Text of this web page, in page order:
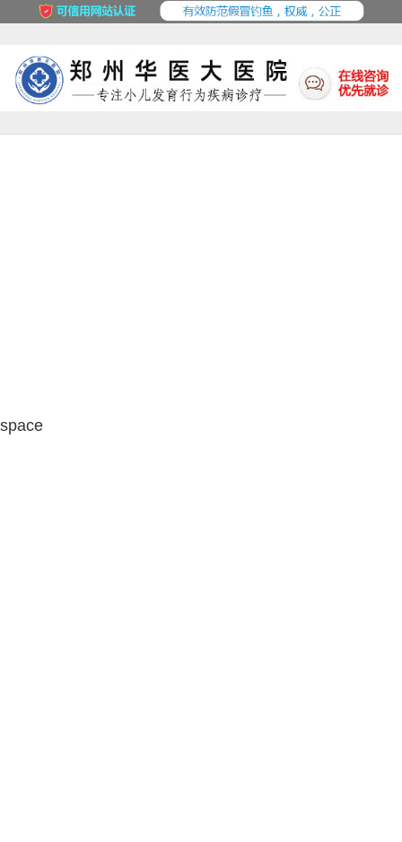
space